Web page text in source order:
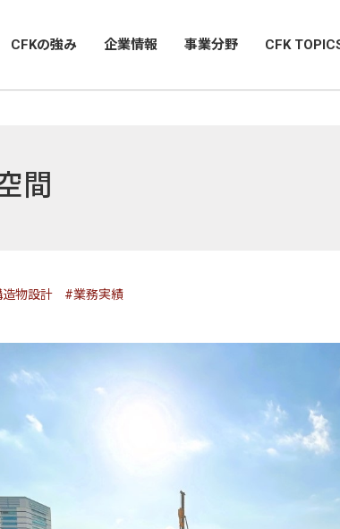
CFKの強み 企業情報 事業分野 CFK
間
物設計 #業務実績